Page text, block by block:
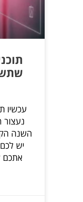
עכשיו
נעצור
השנה
יש לכם
אתכם